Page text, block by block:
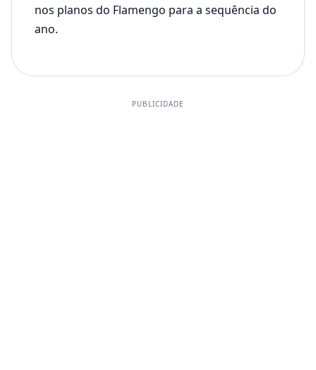
nos planos do Flamengo para a sequência do
ano.
PUBLICIDADE